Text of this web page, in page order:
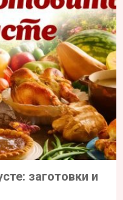
заготовки и